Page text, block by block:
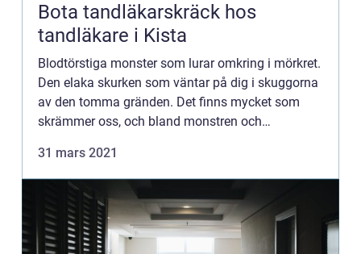
Bota tandläkarskräck hos
tandläkare i Kista
Blodtörstiga monster som lurar omkring i mörkret.
Den elaka skurken som väntar på dig i skuggorna
av den tomma gränden. Det finns mycket som
skrämmer oss, och bland monstren och
sprutor och borrar. Tandläka...
31 mars 2021